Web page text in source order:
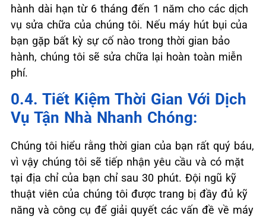
hành dài hạn từ 6 tháng đến 1 năm cho các dịch
vụ sửa chữa của chúng tôi. Nếu máy hút bụi của
bạn gặp bất kỳ sự cố nào trong thời gian bảo
hành, chúng tôi sẽ sửa chữa lại hoàn toàn miễn
phí.
0.4. Tiết Kiệm Thời Gian Với Dịch
Vụ Tận Nhà Nhanh Chóng:
Chúng tôi hiểu rằng thời gian của bạn rất quý báu,
vì vậy chúng tôi sẽ tiếp nhận yêu cầu và có mặt
tại địa chỉ của bạn chỉ sau 30 phút. Đội ngũ kỹ
thuật viên của chúng tôi được trang bị đầy đủ kỹ
năng và công cụ để giải quyết các vấn đề về máy